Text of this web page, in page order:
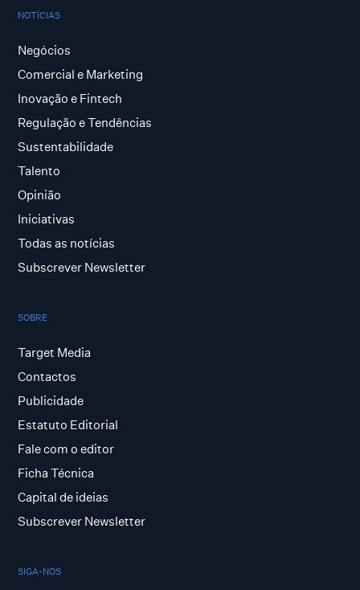
NOTÍCIAS
Negócios
Comercial e Marketing
Inovação e Fintech
Regulação e Tendências
Sustentabilidade
Talento
Opinião
Iniciativas
Todas as notícias
Subscrever Newsletter
SOBRE
Target Media
Contactos
Publicidade
Estatuto Editorial
Fale com o editor
Ficha Técnica
Capital de ideias
Subscrever Newsletter
SIGA-NOS